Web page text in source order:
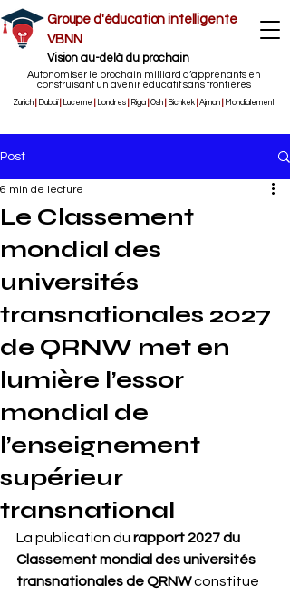
Groupe d'éducation intelligente
VBNN
Vision au-delà du prochain
Autonomiser le prochain milliard d’apprenants en
construisant un avenir éducatif sans frontières
Zurich Dubaï Lucerne Londres Riga Osh Bichkek Ajman Mondialement
Post
Le Classement
mondial des
universités
transnationales 2027
de QRNW met en
lumière l’essor
mondial de
l’enseignement
supérieur
transnational
6 min de lecture
La publication du rapport 2027 du
Classement mondial des universités
transnationales de QRNW constitue